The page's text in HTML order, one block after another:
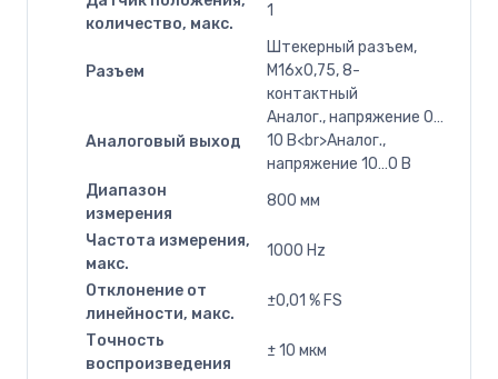
количество, макс.
1
Разъем
Штекерный разъем,
M16x0,75, 8-
контактный
Аналоговый выход
Аналог., напряжение 0…
10 В<br>Аналог.,
напряжение 10…0 В
Диапазон
измерения
800 мм
Частота измерения,
макс.
1000 Hz
Отклонение от
линейности, макс.
±0,01 % FS
Точность
воспроизведения
± 10 мкм